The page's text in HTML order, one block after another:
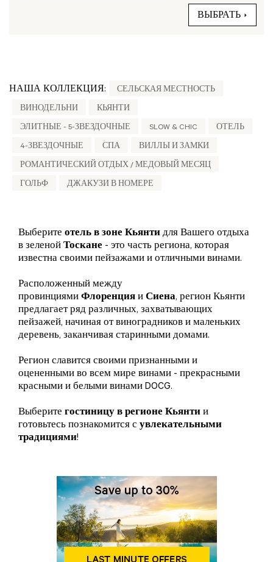
ВЫБРАТЬ
НАША КОЛЛЕКЦИЯ: СЕЛЬСКАЯ МЕСТНОСТЬ
ВИНОДЕЛЬНИ КЬЯНТИ
ЭЛИТНЫЕ - 5-ЗВЕЗДОЧНЫЕ SLOW & CHIC ОТЕЛЬ
4-ЗВЕЗДОЧНЫЕ СПА ВИЛЛЫ И ЗАМКИ
РОМАНТИЧЕСКИЙ ОТДЫХ / МЕДОВЫЙ МЕСЯЦ
ГОЛЬФ ДЖАКУЗИ В НОМЕРЕ
Выберите отель в зоне Кьянти для Вашего отдыха
в зеленой Тоскане - это часть региона, которая
известна своими пейзажами и отличными винами.
Расположенный между
провинциями Флоренция и Сиена, регион Кьянти
предлагает ряд различных, захватывающих
пейзажей, начиная от виноградников и маленьких
деревень, заканчивая старинными домами.
Регион славится своими признанными и
оцененными во всем мире винами - прекрасными
красными и белыми винами DOCG.
Выберите гостиницу в регионе Кьянти и
готовьтесь познакомится с увлекательными
традициями!